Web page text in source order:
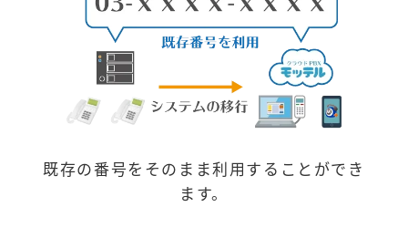
既存の番号をそのまま利用することができ
ます。